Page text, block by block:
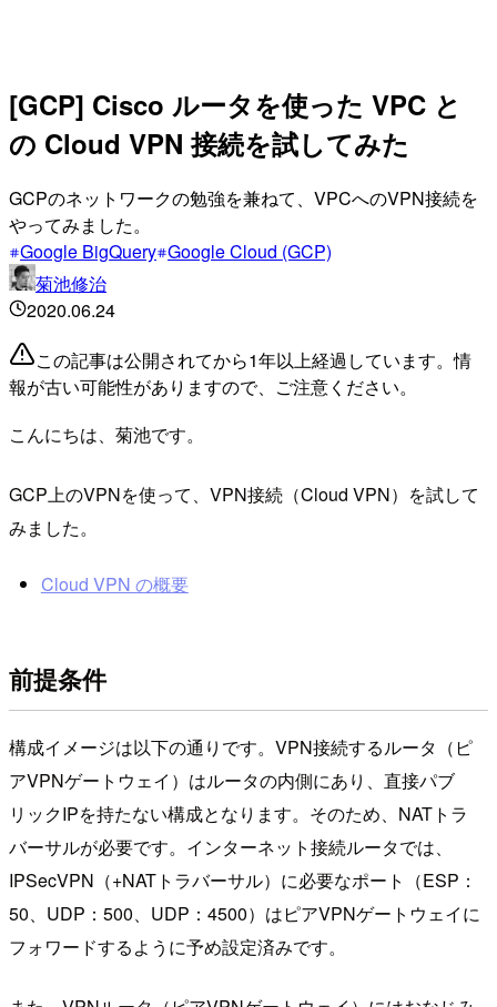
[GCP] Cisco ルータを使った VPC と
の Cloud VPN 接続を試してみた
GCPのネットワークの勉強を兼ねて、VPCへのVPN接続を
やってみました。
Google BigQuery Google Cloud (GCP)
菊池修治
2020.06.24
この記事は公開されてから1年以上経過しています。情
報が古い可能性がありますので、ご注意ください。
こんにちは、菊池です。
GCP上のVPNを使って、VPN接続（Cloud VPN）を試して
みました。
Cloud VPN の概要
前提条件
構成イメージは以下の通りです。VPN接続するルータ（ピ
アVPNゲートウェイ）はルータの内側にあり、直接パブ
リックIPを持たない構成となります。そのため、NATトラ
バーサルが必要です。インターネット接続ルータでは、
IPSecVPN（+NATトラバーサル）に必要なポート（ESP：
50、UDP：500、UDP：4500）はピアVPNゲートウェイに
フォワードするように予め設定済みです。